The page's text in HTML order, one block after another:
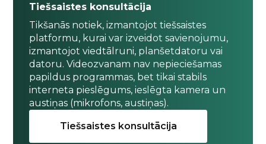
Tiešsaistes konsultācija
Tikšanās notiek, izmantojot tiešsaistes
platformu, kurai var izveidot savienojumu,
izmantojot viedtālruni, planšetdatoru vai
datoru. Videozvanam nav nepieciešamas
papildus programmas, bet tikai stabils
interneta pieslēgums, ieslēgta kamera un
austiņas (mikrofons, austiņas).
Tiešsaistes konsultācija